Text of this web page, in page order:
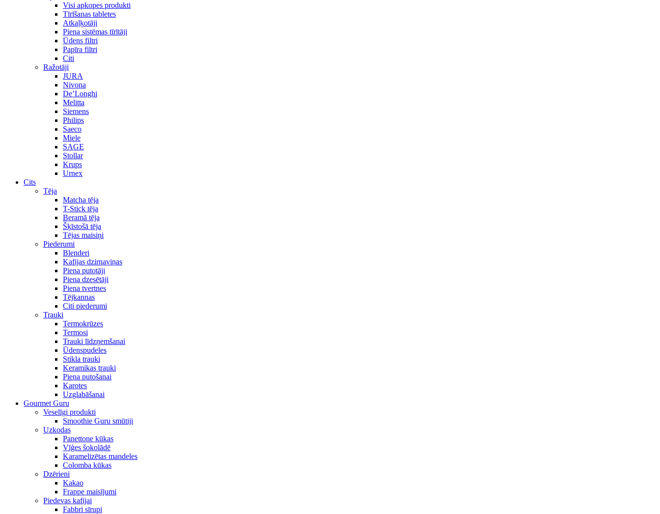
Visi apkopes produkti
Tīrīšanas tabletes
Atkaļķotāji
Piena sistēmas tīrītāji
Ūdens filtri
Papīra filtri
Citi
Ražotāji
JURA
Nivona
De’Longhi
Melitta
Siemens
Philips
Saeco
Miele
SAGE
Stollar
Krups
Urnex
Cits
Tēja
Matcha tēja
T-Stick tēja
Beramā tēja
Šķīstošā tēja
Tējas maisiņi
Piederumi
Blenderi
Kafijas dzirnaviņas
Piena putotāji
Piena dzesētāji
Piena tvertnes
Tējkannas
Citi piederumi
Trauki
Termokrūzes
Termosi
Trauki līdzņemšanai
Ūdenspudeles
Stikla trauki
Keramikas trauki
Piena putošanai
Karotes
Uzglabāšanai
Gourmet Guru
Veselīgi produkti
Smoothie Guru smūtiji
Uzkodas
Panettone kūkas
Vīģes šokolādē
Karamelizētas mandeles
Colomba kūkas
Dzērieni
Kakao
Frappe maisījumi
Piedevas kafijai
Fabbri sīrupi